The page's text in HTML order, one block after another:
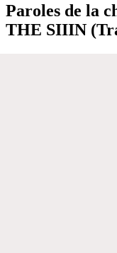
Paroles de la
THE SIIIN